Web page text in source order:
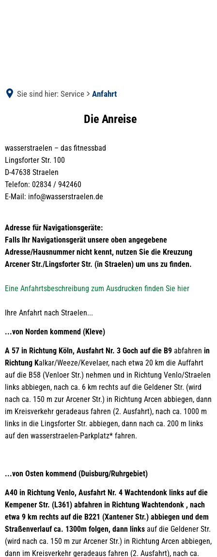
Sie sind hier: Service Anfahrt
Die Anreise
wasserstraelen – das fitnessbad
Lingsforter Str. 100
D-47638 Straelen
Telefon: 02834 / 942460
E-Mail: info@wasserstraelen.de
Adresse für Navigationsgeräte:
Falls Ihr Navigationsgerät unsere oben angegebene
Adresse/Hausnummer nicht kennt, nutzen Sie die Kreuzung
Arcener Str./Lingsforter Str. (in Straelen) um uns zu finden.
Eine Anfahrtsbeschreibung zum Ausdrucken finden Sie hier
Ihre Anfahrt nach Straelen...
...von Norden kommend (Kleve)
A 57 in Richtung Köln, Ausfahrt Nr. 3 Goch auf die B9 abfahren in
Richtung Kalkar/Weeze/Kevelaer, nach etwa 20 km die Auffahrt
auf die B58 (Venloer Str.) nehmen und in Richtung Venlo/Straelen
links abbiegen, nach ca. 6 km rechts auf die Geldener Str. (wird
nach ca. 150 m zur Arcener Str.) in Richtung Arcen abbiegen, dann
im Kreisverkehr geradeaus fahren (2. Ausfahrt), nach ca. 1000 m
links in die Lingsforter Str. abbiegen, dann nach ca. 200 m links
auf den wasserstraelen-Parkplatz* fahren.
...von Osten kommend (Duisburg/Ruhrgebiet)
A40 in Richtung Venlo, Ausfahrt Nr. 4 Wachtendonk links auf die
Kempener Str. (L361) abfahren in Richtung Wachtendonk , nach
etwa 9 km rechts auf die B221 (Xantener Str.) abbiegen und dem
Straßenverlauf ca. 1300m folgen, dann links auf die Geldener Str.
(wird nach ca. 150 m zur Arcener Str.) in Richtung Arcen abbiegen,
dann im Kreisverkehr geradeaus fahren (2. Ausfahrt), nach ca.